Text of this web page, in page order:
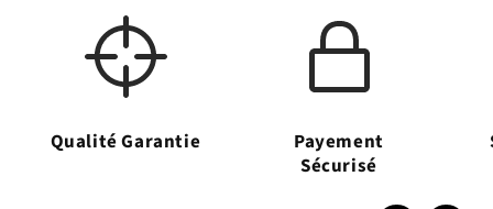
Qualité Garantie
Payement
Sécurisé